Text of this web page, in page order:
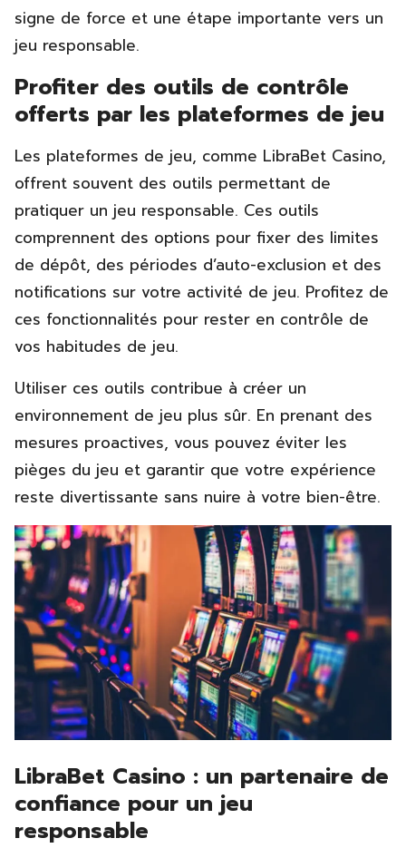
signe de force et une étape importante vers un
jeu responsable.
Profiter des outils de contrôle
offerts par les plateformes de jeu
Les plateformes de jeu, comme LibraBet Casino,
offrent souvent des outils permettant de
pratiquer un jeu responsable. Ces outils
comprennent des options pour fixer des limites
de dépôt, des périodes d’auto-exclusion et des
notifications sur votre activité de jeu. Profitez de
ces fonctionnalités pour rester en contrôle de
vos habitudes de jeu.
Utiliser ces outils contribue à créer un
environnement de jeu plus sûr. En prenant des
mesures proactives, vous pouvez éviter les
pièges du jeu et garantir que votre expérience
reste divertissante sans nuire à votre bien-être.
LibraBet Casino : un partenaire de
confiance pour un jeu
responsable